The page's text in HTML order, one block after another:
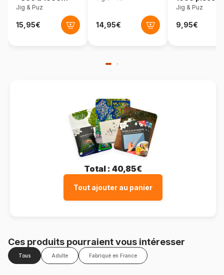
pièces
Jig & Puz Jig & Puz
Total : 40,85€
Tout ajouter au panier
Ces produits pourraient vous intéresser
Tous Adulte Fabriqué en France